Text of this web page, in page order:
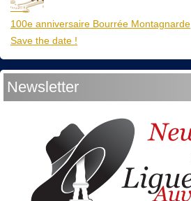
Mar
100e anniversaire Bourrée Montagnarde
Save the date !
Newsletter